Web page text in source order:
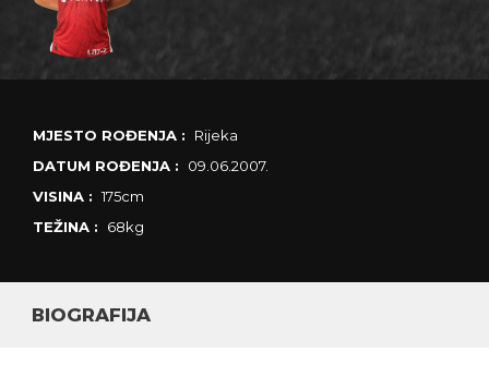
MJESTO ROĐENJA :
Rijeka
DATUM ROĐENJA :
09.06.2007.
VISINA : 175cm
TEŽINA :
68kg
BIOGRAFIJA